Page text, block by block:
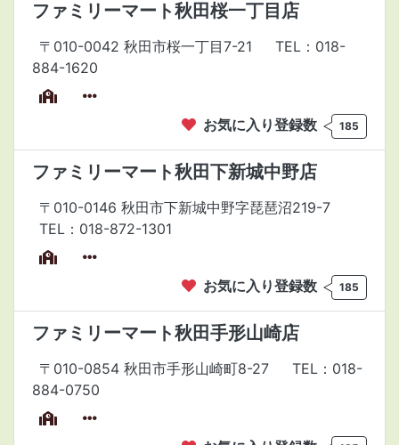
ファミリーマート秋田桜一丁目店
〒010-0042 秋田市桜一丁目7-21
TEL：018-
884-1620
お気に入り登録数 185
ファミリーマート秋田下新城中野店
〒010-0146 秋田市下新城中野字琵琶沼219-7
TEL：018-872-1301
お気に入り登録数 185
ファミリーマート秋田手形山崎店
〒010-0854 秋田市手形山崎町8-27
TEL：018-
884-0750